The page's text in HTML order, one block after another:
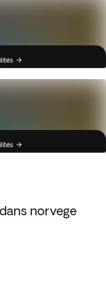
norvege